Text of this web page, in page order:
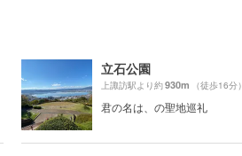
立石公園
上諏訪駅より約930m （徒歩16分）
君の名は、の聖地巡礼